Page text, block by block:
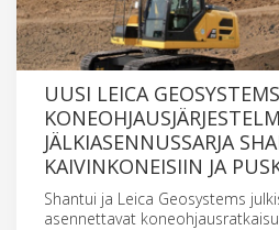
UUSI LEICA
JÄLKIASENNUSSARJA
KAIVINKONEISIIN JA
Shantui ja Leica Geosystems
asennettavat